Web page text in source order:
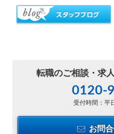
転職のご相談・ 求
0120-
受付時間：平
お問